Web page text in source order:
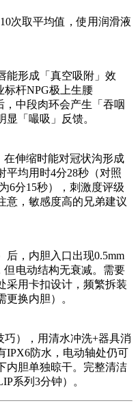
次取平均值，使用润滑液
能形成「真空吸附」效
标杆NPG极上生腰
，中段肉环会产生「吞咽
「嘬吸」反馈。
在伸缩时能对冠状沟形成
平均用时4分28秒（对照
6分15秒），刺激度评级
意，敏感度高的兄弟建议
后，内胆入口出现0.5mm
但电动结构无衰减。需要
采用卡扣设计，频繁拆装
更换内胆）。
巧），用清水冲洗+器具消
IPX6防水，电动轴处仍可
内胆单独晾干。完整清洁
系列3分钟）。